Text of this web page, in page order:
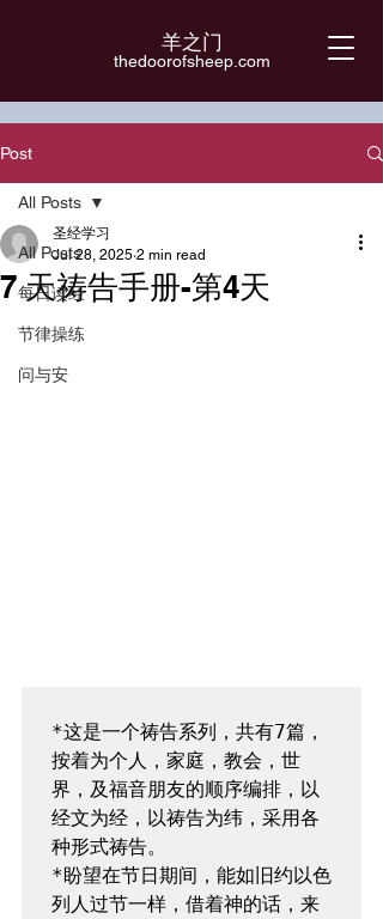
羊之门
​thedoorofsheep.com
Post
All Posts
每日读经
节律操练
问与安
All Posts
7 天祷告手册-第4天
圣经学习
Jul 28, 2025 2 min read
*这是一个祷告系列，共有7篇，
按着为个人，家庭，教会，世
界，及福音朋友的顺序编排，以
经文为经，以祷告为纬，采用各
种形式祷告。
*盼望在节日期间，能如旧约以色
列人过节一样，借着神的话，来